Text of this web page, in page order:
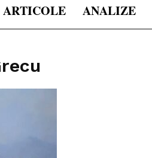
ARTICOLE ANALIZE